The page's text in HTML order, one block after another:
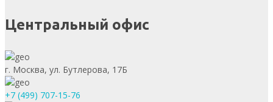
Центральный офис
г. Москва, ул. Бутлерова, 17Б
+7 (499) 707-15-76